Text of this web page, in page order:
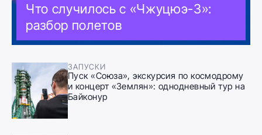
Что случилось с «Чжуцюэ-3»:
разбор полетов
ЗАПУСКИ
Пуск «Союза», экскурсия по космодрому
и концерт «Землян»: однодневный тур на
Байконур